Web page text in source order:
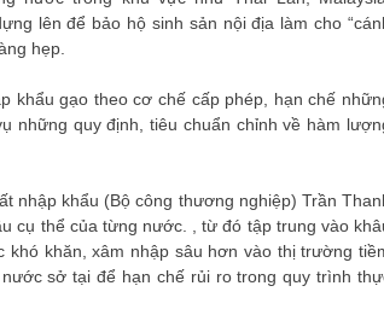
lên để bảo hộ sinh sản nội địa làm cho
hẹp.
khẩu gạo theo cơ chế cấp phép, hạn chế
những quy định, tiêu chuẩn chỉnh về hàm
nhập khẩu (Bộ công thương nghiệp) Trần
cụ thể của từng nước. , từ đó tập trung vào
khăn, xâm nhập sâu hơn vào thị trường
sở tại để hạn chế rủi ro trong quy trình